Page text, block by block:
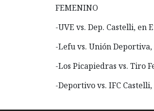
FEMENINO
-UVE vs. Dep. Castelli, en
-Lefu vs. Unión
-Los Picapiedras vs. Tiro
-Deportivo vs. IFC Castelli,